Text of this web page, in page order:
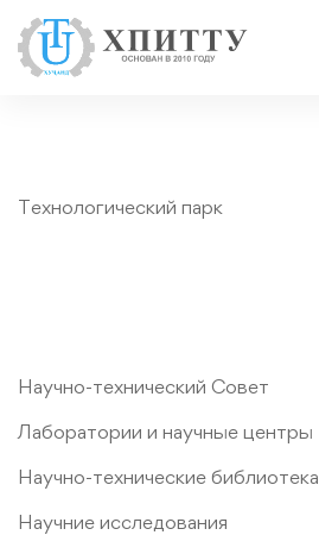
Технологический парк
Научно-технический Совет
Лаборатории и научные центры
Научно-технические библиотека
Научние исследования